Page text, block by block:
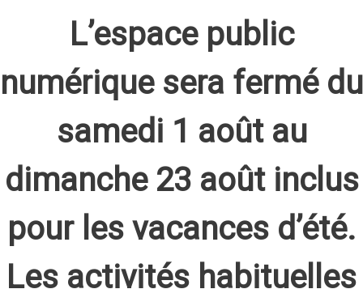
L’espace public
numérique sera fermé du
samedi 1 août au
dimanche 23 août inclus
pour les vacances d’été.
Les activités habituelles